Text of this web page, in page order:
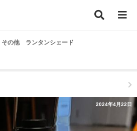
その他 ランタンシェード
2024年4月22日